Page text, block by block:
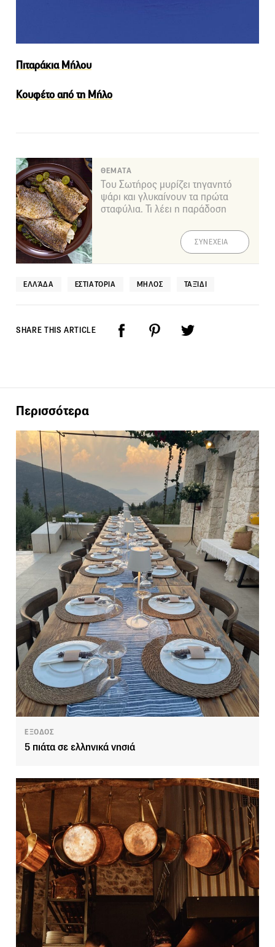
Πιταράκια Μήλου
Κουφέτο από τη Μήλο
ΘΕΜΑΤΑ
Του Σωτήρος μυρίζει τηγανητό
ψάρι και γλυκαίνουν τα πρώτα
σταφύλια. Τι λέει η παράδοση
ΣΥΝΕΧΕΙΑ
ΕΛΛΆΔΑ ΕΣΤΙΑΤΌΡΙΑ ΜΉΛΟΣ ΤΑΞΊΔΙ
SHARE THIS ARTICLE
Περισσότερα
ΕΞΟΔΟΣ
5 πιάτα σε ελληνικά νησιά